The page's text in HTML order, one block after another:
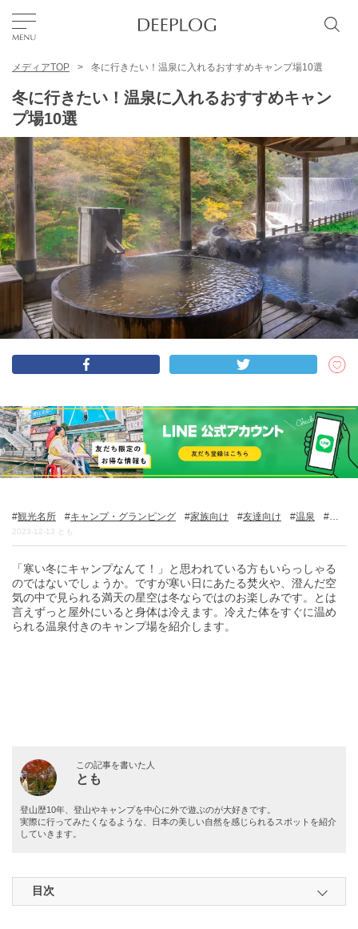
TOP
エリア
カテゴリー
日本語
USD
DEEPLOGとは
プライバシーポリシー
お問い合わせ
トラベルライター募集
メディアTOP 冬に行きたい！温泉に入れるおすすめキャンプ場10選
冬に行きたい！温泉に入れるおすすめキャン
プ場10選
観光名所 キャンプ・グランピング 家族向け 友達向け 温泉
然
子どもと一緒に
2023-12-13 とも
「寒い冬にキャンプなんて！」と思われている方もいらっしゃる
のではないでしょうか。ですが寒い日にあたる焚火や、澄んだ空
気の中で見られる満天の星空は冬ならではのお楽しみです。とは
言えずっと屋外にいると身体は冷えます。冷えた体をすぐに温め
られる温泉付きのキャンプ場を紹介します。
この記事を書いた人
とも
登山歴10年、登山やキャンプを中心に外で遊ぶのが大好きです。
実際に行ってみたくなるような、日本の美しい自然を感じられるスポットを紹介
していきます。
目次